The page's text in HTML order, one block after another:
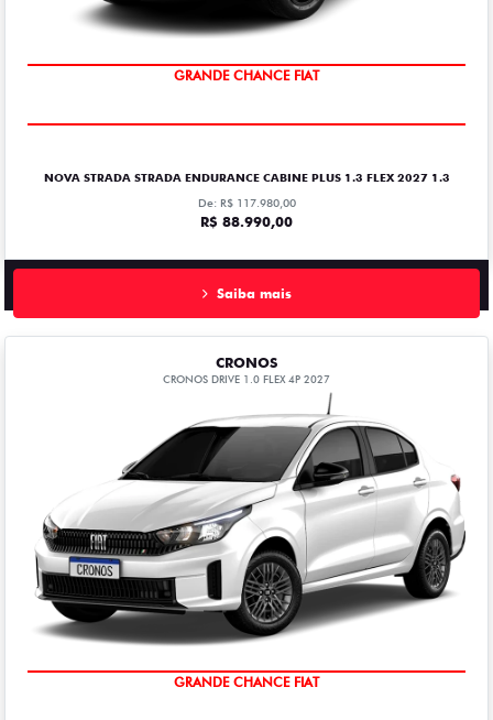
GRANDE CHANCE FIAT
NOVA STRADA STRADA ENDURANCE CABINE PLUS 1.3 FLEX 2027 1.3
De: R$ 117.980,00
R$ 88.990,00
Saiba mais
CRONOS
CRONOS DRIVE 1.0 FLEX 4P 2027
GRANDE CHANCE FIAT